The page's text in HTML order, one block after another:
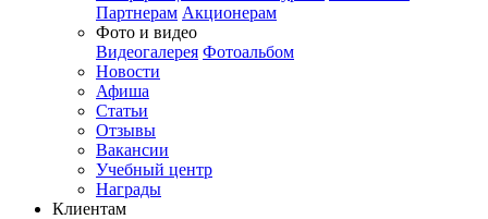
Партнерам Акционерам
Фото и видео
Видеогалерея Фотоальбом
Новости
Афиша
Статьи
Отзывы
Вакансии
Учебный центр
Награды
Клиентам